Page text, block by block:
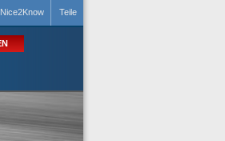
Nice2Know Teile